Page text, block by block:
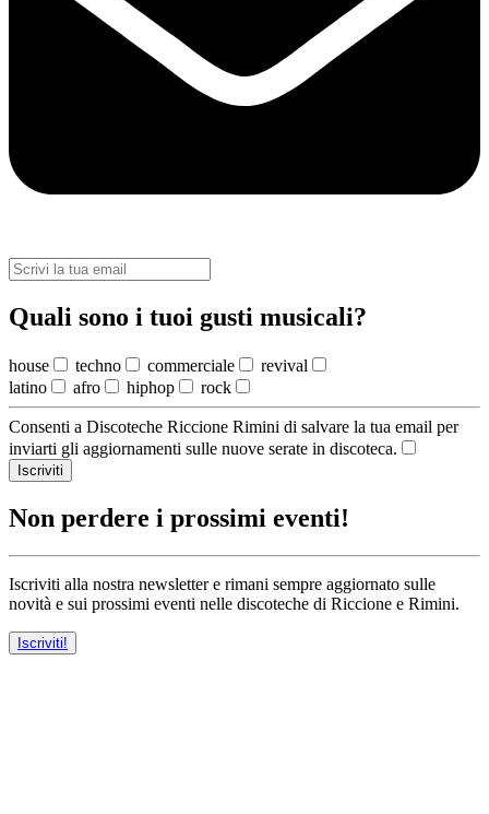
Quali sono i tuoi gusti musicali?
house techno commerciale
revival
latino
afro hiphop rock
Consenti a Discoteche Riccione Rimini di salvare la tua email per
inviarti gli aggiornamenti sulle nuove serate in discoteca.
Iscriviti
Non perdere i prossimi eventi!
Iscriviti alla nostra newsletter e rimani sempre aggiornato sulle
novità e sui prossimi eventi nelle discoteche di Riccione e Rimini.
Iscriviti!